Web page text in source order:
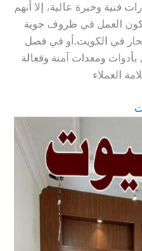
فنية وخبرة عالية، إلا أنهم
العمل في ظروف جوية
في الكويت.أو في فصل
ومعدات آمنة وفعالة
العملاء